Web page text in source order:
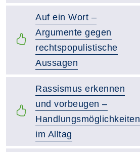
Auf ein Wort –
Argumente gegen
rechtspopulistische
Aussagen
Rassismus erkennen
und vorbeugen –
Handlungsmöglichkeiten
im Alltag